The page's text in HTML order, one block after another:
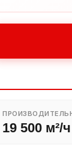
19 500 м²/ч